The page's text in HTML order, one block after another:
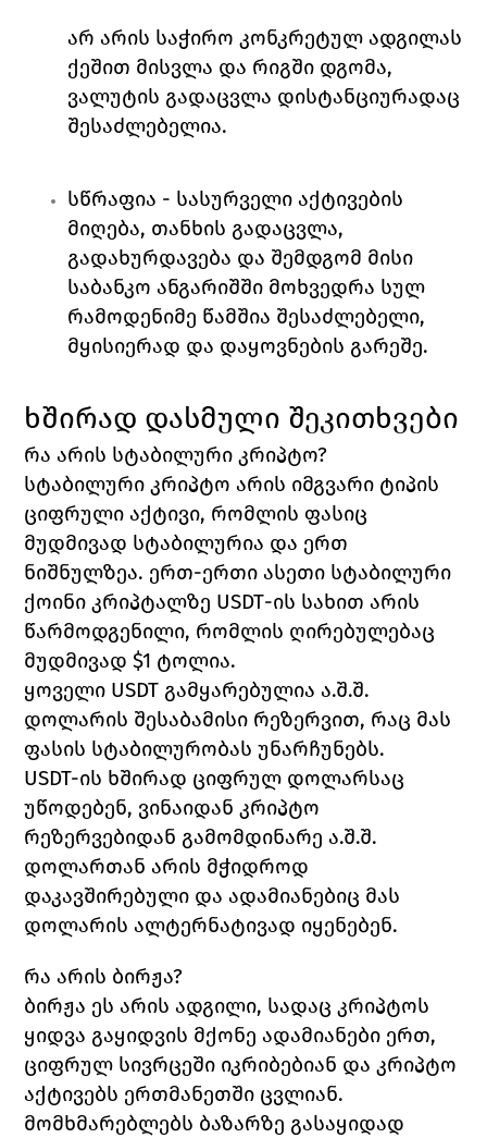
არ არის საჭირო კონკრეტულ ადგილას
ქეშით მისვლა და რიგში დგომა,
ვალუტის გადაცვლა დისტანციურადაც
შესაძლებელია.
სწრაფია - სასურველი აქტივების
მიღება, თანხის გადაცვლა,
გადახურდავება და შემდგომ მისი
საბანკო ანგარიშში მოხვედრა სულ
რამოდენიმე წამშია შესაძლებელი,
მყისიერად და დაყოვნების გარეშე.
ხშირად დასმული შეკითხვები
რა არის სტაბილური კრიპტო?
სტაბილური კრიპტო არის იმგვარი ტიპის
ციფრული აქტივი, რომლის ფასიც
მუდმივად სტაბილურია და ერთ
ნიშნულზეა. ერთ-ერთი ასეთი სტაბილური
ქოინი კრიპტალზე USDT-ის სახით არის
წარმოდგენილი, რომლის ღირებულებაც
მუდმივად $1 ტოლია.
ყოველი USDT გამყარებულია ა.შ.შ.
დოლარის შესაბამისი რეზერვით, რაც მას
ფასის სტაბილურობას უნარჩუნებს.
USDT-ის ხშირად ციფრულ დოლარსაც
უწოდებენ, ვინაიდან კრიპტო
რეზერვებიდან გამომდინარე ა.შ.შ.
დოლართან არის მჭიდროდ
დაკავშირებული და ადამიანებიც მას
დოლარის ალტერნატივად იყენებენ.
რა არის ბირჟა?
ბირჟა ეს არის ადგილი, სადაც კრიპტოს
ყიდვა გაყიდვის მქონე ადამიანები ერთ,
ციფრულ სივრცეში იკრიბებიან და კრიპტო
აქტივებს ერთმანეთში ცვლიან.
მომხმარებლებს ბაზარზე გასაყიდად